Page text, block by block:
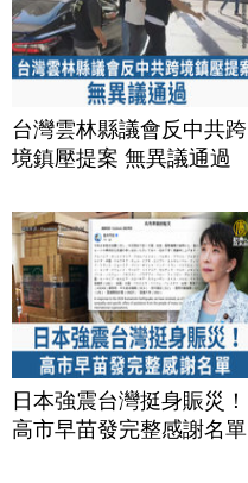
台灣雲林縣議會反中共跨
境鎮壓提案 無異議通過
日本強震台灣挺身賑災！
高市早苗發完整感謝名單